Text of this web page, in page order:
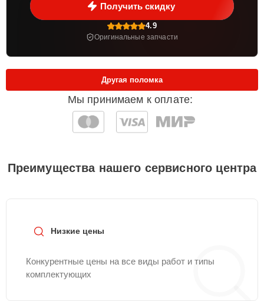
Получить скидку
4.9
Оригинальные запчасти
Мы принимаем к оплате:
Другая поломка
Преимущества нашего сервисного центра
Низкие цены
Конкурентные цены на все виды работ и типы
комплектующих